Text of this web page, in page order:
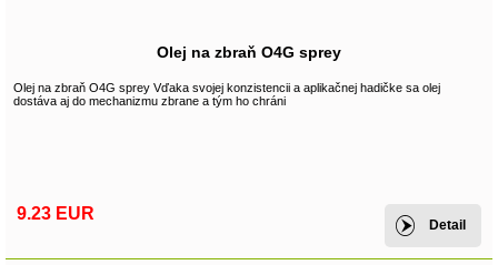
Olej na zbraň O4G sprey
Olej na zbraň O4G sprey Vďaka svojej konzistencii a aplikačnej hadičke sa olej
dostáva aj do mechanizmu zbrane a tým ho chráni
9.23 EUR
Detail